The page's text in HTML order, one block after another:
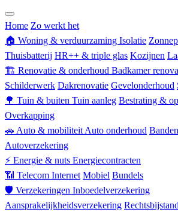
Home Zo werkt het
🏠 Woning & verduurzaming Isolatie
Thuisbatterij HR++ & triple glas Kozijnen
🏗 Renovatie & onderhoud Badkamer
Schilderwerk Dakrenovatie Gevelonderhoud
🌳 Tuin & buiten Tuin aanleg Bestrating &
Overkapping
🚗 Auto & mobiliteit Auto onderhoud
Autoverzekering
⚡ Energie & nuts Energiecontracten
📶 Telecom Internet Mobiel Bundels
🛡 Verzekeringen Inboedelverzekering
Aansprakelijkheidsverzekering